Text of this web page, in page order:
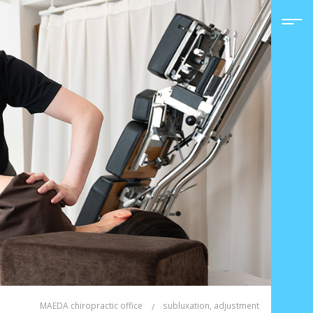
MAEDA chiropractic office subluxation, adjustment